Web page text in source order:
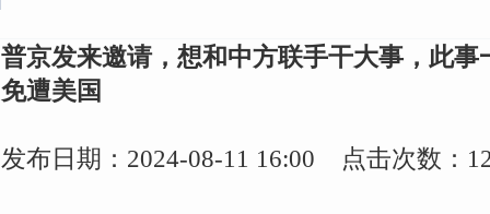
普京发来邀请，想和中方联手干大事，此
免遭美国
发布日期：2024-08-11 16:00 点击次数：